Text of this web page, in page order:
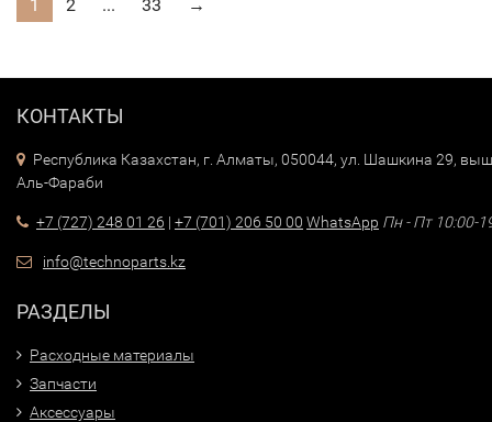
1 2 ... 33 →
КОНТАКТЫ
Республика Казахстан, г. Алматы, 050044, ул. Шашкина 29,
Аль-Фараби
+7 (727) 248 01 26 | +7 (701) 206 50 00 WhatsApp Пн - Пт 10:00-
info@technoparts.kz
РАЗДЕЛЫ
Расходные материалы
Запчасти
Аксессуары